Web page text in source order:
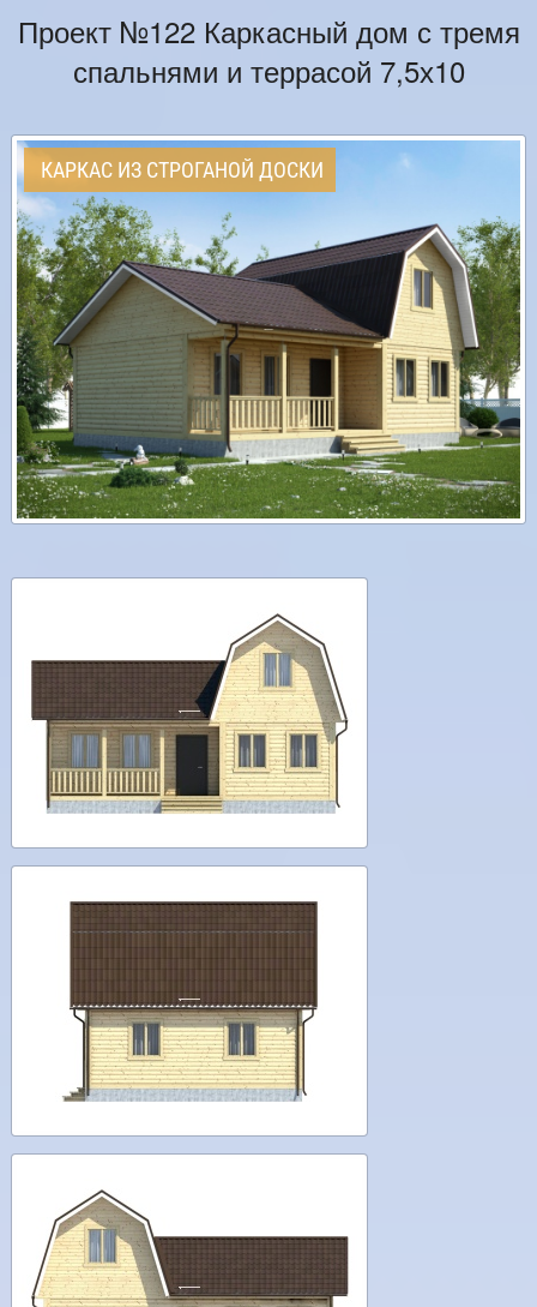
Проект №122 Каркасный дом с тремя
спальнями и террасой 7,5х10
КАРКАС ИЗ СТРОГАНОЙ ДОСКИ